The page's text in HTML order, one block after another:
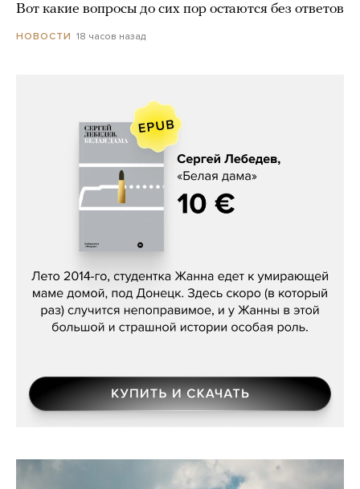
Вот какие вопросы до сих пор остаются без ответов
НОВОСТИ 18 часов назад
Сергей Лебедев, «Белая дама»